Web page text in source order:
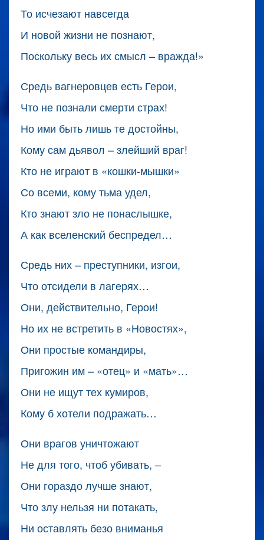
То исчезают навсегда
И новой жизни не познают,
Поскольку весь их смысл – вражда!»
Средь вагнеровцев есть Герои,
Что не познали смерти страх!
Но ими быть лишь те достойны,
Кому сам дьявол – злейший враг!
Кто не играют в «кошки-мышки»
Со всеми, кому тьма удел,
Кто знают зло не понаслышке,
А как вселенский беспредел…
Средь них – преступники, изгои,
Что отсидели в лагерях…
Они, действительно, Герои!
Но их не встретить в «Новостях»,
Они простые командиры,
Пригожин им – «отец» и «мать»…
Они не ищут тех кумиров,
Кому б хотели подражать…
Они врагов уничтожают
Не для того, чтоб убивать, –
Они гораздо лучше знают,
Что злу нельзя ни потакать,
Ни оставлять безо вниманья